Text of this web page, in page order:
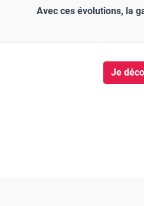
Avec ces évolutions, la
Je